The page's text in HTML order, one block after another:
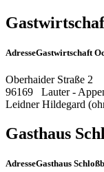
AdresseGastwirtschaft
Oberhaider Straße 2
96169
Lauter -
Leidner Hildegard
Gasthaus
AdresseGasthaus